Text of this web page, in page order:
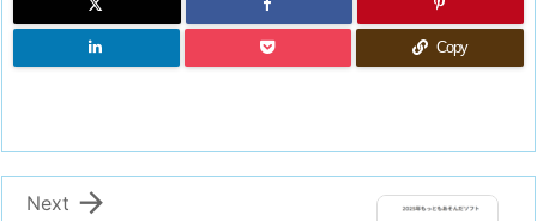
Copy

Next